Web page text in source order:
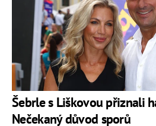
Šebrle s Liškovou přiznali
Nečekaný důvod sporů